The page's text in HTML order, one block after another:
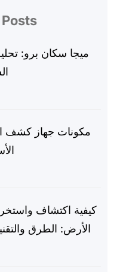
ميجا سكان برو:
مكونات جهاز كشف
كيفية اكتشاف
الأرض: الطرق